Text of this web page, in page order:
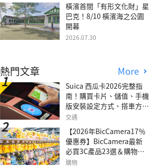
橫濱首間「有形文化財」星
巴克！8/10 橫濱海之公園
開幕
2026.07.30
熱門文章 More
Suica 西瓜卡2026完整指
南！購買卡片、儲值、手機
版安裝設定方式、搭車方
法、常見問題解答！
交通
【2026年BicCamera17％
優惠券】BicCamera最新
必買3C產品23選＆購物攻
略
購物